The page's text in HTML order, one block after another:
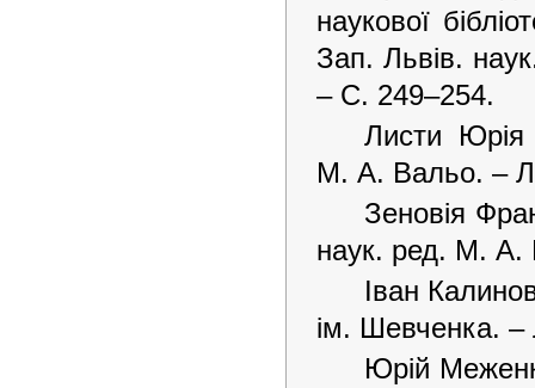
наукової
Зап. Львів.
– С. 249–254.
Листи Юрія
М. А. Вальо. –
Зеновія
наук. ред. М. А.
Іван
ім. Шевченка. –
Юрій